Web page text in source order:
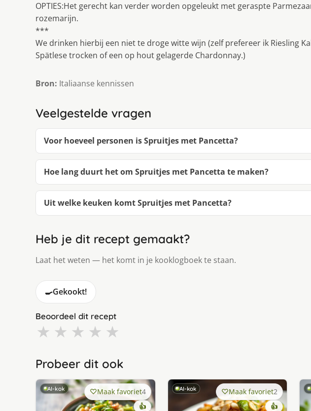
OPTIES:Het gerecht kan verder worden opgeleukt met geraspte
rozemarijn.
***
We drinken hierbij een niet te droge witte wijn (zelf prefereer ik Riesling
Spätlese trocken of een op hout gelagerde Chardonnay.)
Bron: Italiaanse kennissen
Veelgestelde vragen
Voor hoeveel personen is Spruitjes met Pancetta?
Hoe lang duurt het om Spruitjes met Pancetta te maken?
Uit welke keuken komt Spruitjes met Pancetta?
Heb je dit recept gemaakt?
Laat het weten — het komt in je kooklogboek te staan.
🍳Gekookt!
Beoordeel dit recept
★ ★ ★ ★ ★
Probeer dit ook
AI-kok Maak favoriet4
👍
AI-kok Maak favoriet2
👍